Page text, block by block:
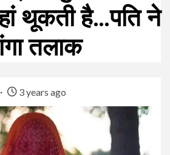
थूकती है…पति ने
तलाक
3 years ago